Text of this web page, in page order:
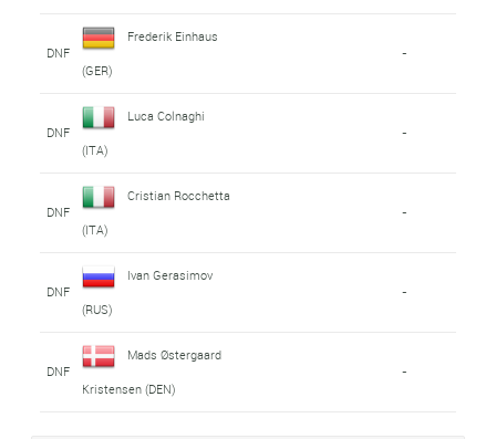
DNF
Frederik Einhaus
(GER)
-
DNF
Luca Colnaghi
(ITA)
-
DNF
Cristian Rocchetta
(ITA)
-
DNF
Ivan Gerasimov
(RUS)
-
DNF
Mads Østergaard
Kristensen (DEN)
-